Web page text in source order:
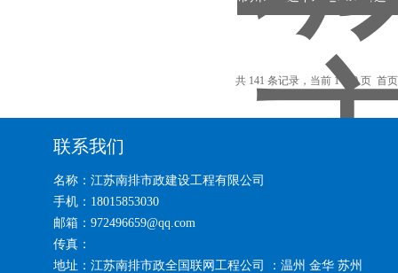
共 141 条记录，当前 1 / 10 页 首
联系我们
名称：江苏南排市政建设工程有限公司
手机：18015853030
邮箱：972496659@qq.com
传真：
地址：江苏南排市政全国联网工程公司 ：温州 金华 苏州